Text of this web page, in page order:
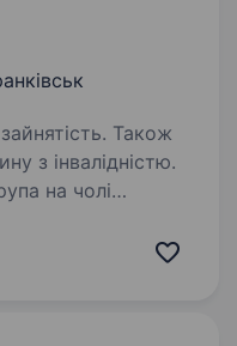
Також
з інвалідністю.
на чолі
телебачення